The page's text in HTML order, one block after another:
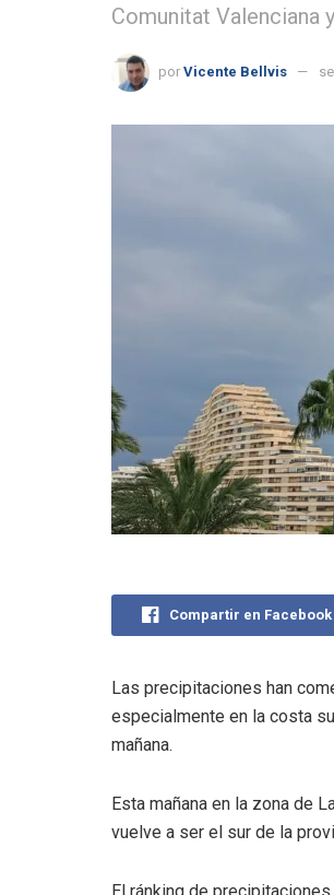
Comunitat Valenciana
por Vicente Bellvis
Compartir en Facebook
Las precipitaciones han
especialmente en la costa
mañana.
Esta mañana en la zona de
vuelve a ser el sur de la